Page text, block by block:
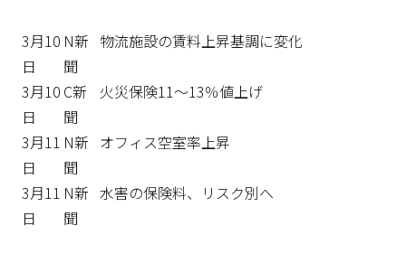
3月10
日
N新
聞
物流施設の賃料上昇基調に変化
3月10
日
C新
聞
火災保険11～13％値上げ
3月11
日
N新
聞
オフィス空室率上昇
3月11
日
N新
聞
水害の保険料、リスク別へ